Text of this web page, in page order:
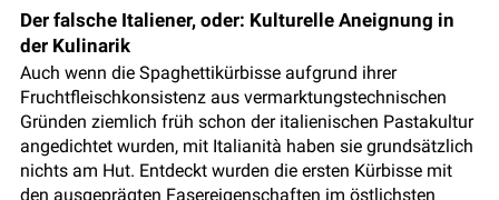
Der falsche Italiener, oder: Kulturelle Aneignung in
der Kulinarik
Auch wenn die Spaghettikürbisse aufgrund ihrer
Fruchtfleischkonsistenz aus vermarktungstechnischen
Gründen ziemlich früh schon der italienischen Pastakultur
angedichtet wurden, mit Italianità haben sie grundsätzlich
nichts am Hut. Entdeckt wurden die ersten Kürbisse mit
den ausgeprägten Fasereigenschaften im östlichsten